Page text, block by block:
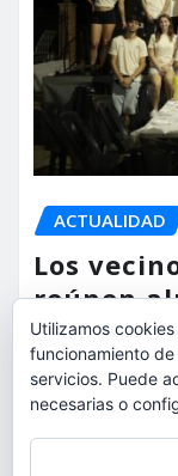
ACTUALIDAD
Los
reúnen
para
torrent al
Utilizamos
funcionamiento
servicios. Puede
necesarias o